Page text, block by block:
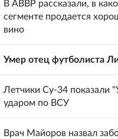
В АВВР рассказали, в
сегменте продается
вино
Умер отец футболиста
Летчики Су-34 показали
ударом по ВСУ
Врач Майоров назвал